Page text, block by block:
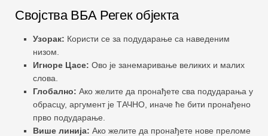
Својства ВБА Регек објекта
Узорак: Користи се за подударање са наведеним
низом.
Игноре Цасе: Ово је занемаривање великих и малих
слова.
Глобално: Ако желите да пронађете сва подударања у
обрасцу, аргумент је ТАЧНО, иначе ће бити пронађено
прво подударање.
Више линија: Ако желите да пронађете нове преломе